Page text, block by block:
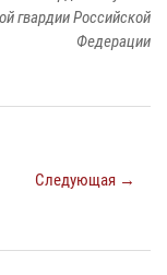
гвардии Российской
Федерации
Следующая →